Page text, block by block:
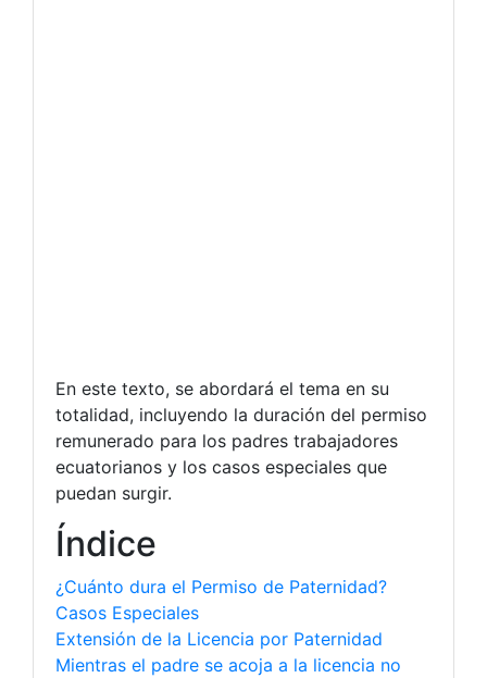
En este texto, se abordará el tema en su
totalidad, incluyendo la duración del permiso
remunerado para los padres trabajadores
ecuatorianos y los casos especiales que
puedan surgir.
Índice
¿Cuánto dura el Permiso de Paternidad?
Casos Especiales
Extensión de la Licencia por Paternidad
Mientras el padre se acoja a la licencia no